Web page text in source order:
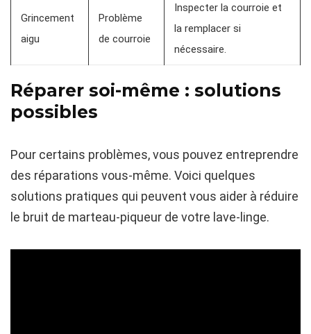
Grincement
aigu
Problème
de courroie
Inspecter la courroie et
la remplacer si
nécessaire.
Réparer soi-même : solutions
possibles
Pour certains problèmes, vous pouvez entreprendre
des réparations vous-même. Voici quelques
solutions pratiques qui peuvent vous aider à réduire
le bruit de marteau-piqueur de votre lave-linge.